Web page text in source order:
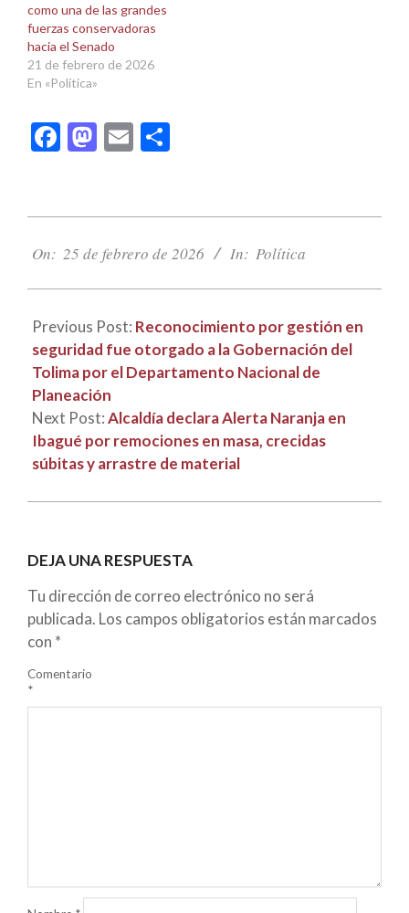
como una de las grandes
fuerzas conservadoras
hacia el Senado
21 de febrero de 2026
En «Política»
Facebook
Mastodon
Email
02-
On: 25 de febrero de 2026 In: Política
Previous Post: Reconocimiento por gestión en
seguridad fue otorgado a la Gobernación del
Tolima por el Departamento Nacional de
Planeación
Next Post:Alcaldía declara Alerta Naranja en
Ibagué por remociones en masa, crecidas
súbitas y arrastre de material
DEJA UNA RESPUESTA
Tu dirección de correo electrónico no será
publicada. Los campos obligatorios están marcados
con *
Comentario
*